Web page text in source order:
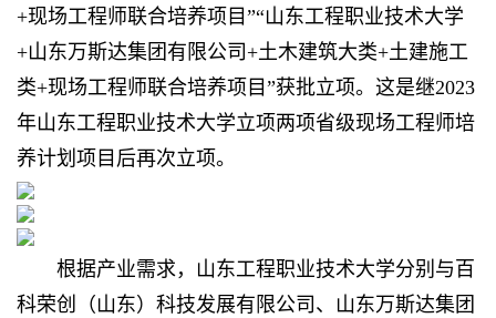
+现场工程师联合培养项目”“山东工程职业技术大学
+山东万斯达集团有限公司+土木建筑大类+土建施工
类+现场工程师联合培养项目”获批立项。这是继2023
年山东工程职业技术大学立项两项省级现场工程师培
养计划项目后再次立项。
根据产业需求， 山东工程职业技术大学分别与百
科荣创（山东）科技发展有限公司、山东万斯达集团